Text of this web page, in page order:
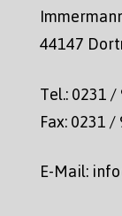
44147
Tel.: 0231
Fax: 0231
E-Mail: